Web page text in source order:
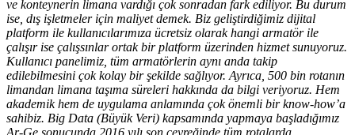
ve konteynerin limana vardığı çok sonradan fark ediliyor. Bu durum
ise, dış işletmeler için maliyet demek. Biz geliştirdiğimiz dijital
platform ile kullanıcılarımıza ücretsiz olarak hangi armatör ile
çalışır ise çalışsınlar ortak bir platform üzerinden hizmet sunuyoruz.
Kullanıcı panelimiz, tüm armatörlerin aynı anda takip
edilebilmesini çok kolay bir şekilde sağlıyor. Ayrıca, 500 bin rotanın
limandan limana taşıma süreleri hakkında da bilgi veriyoruz. Hem
akademik hem de uygulama anlamında çok önemli bir know-how’a
sahibiz. Big Data (Büyük Veri) kapsamında yapmaya başladığımız